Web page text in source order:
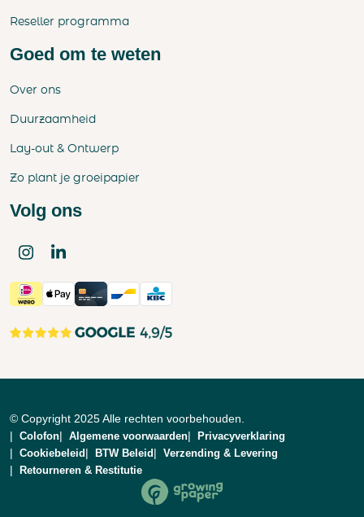
Reseller programma
Goed om te weten
Over ons
Duurzaamheid
Lay-out & Ontwerp
Zo plant je groeipapier
Volg ons
© Copyright 2025 Alle rechten voorbehouden.
Colofon Algemene voorwaarden
Privacyverklaring
Cookiebeleid
BTW Beleid
Verzending & Levering
Retourneren & Restitutie